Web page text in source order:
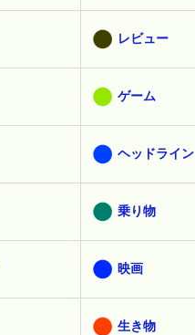
レビュー
ゲーム
ヘッドライン
乗り物
映画
生き物